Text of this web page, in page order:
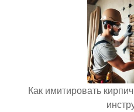
Как имитировать